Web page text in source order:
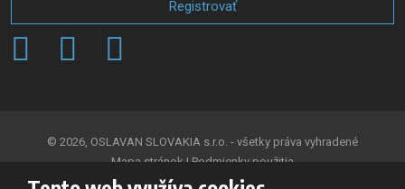
Registrovať
Formulár
© 2026, OSLAVAN SLOVAKIA s.r.o. - všetky práva vyhradené
Mapa stránok | Podmienky použitia